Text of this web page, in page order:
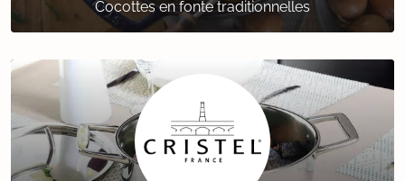
Cocottes en fonte traditionnelles